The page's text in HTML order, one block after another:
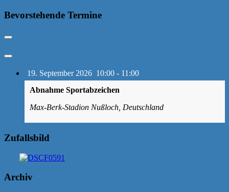
Bevorstehende Termine
19. September 2026 10:00 - 11:00
Abnahme Sportabzeichen
Max-Berk-Stadion Nußloch, Deutschland
Zufallsbild
Archiv